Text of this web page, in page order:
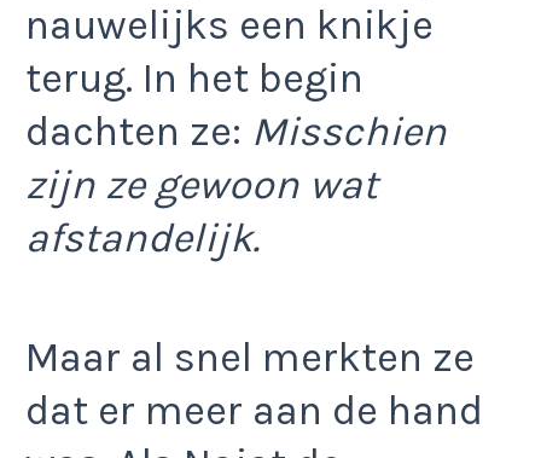
nauwelijks een knikje
terug. In het begin
dachten ze: Misschien
zijn ze gewoon wat
afstandelijk.
Maar al snel merkten ze
dat er meer aan de hand